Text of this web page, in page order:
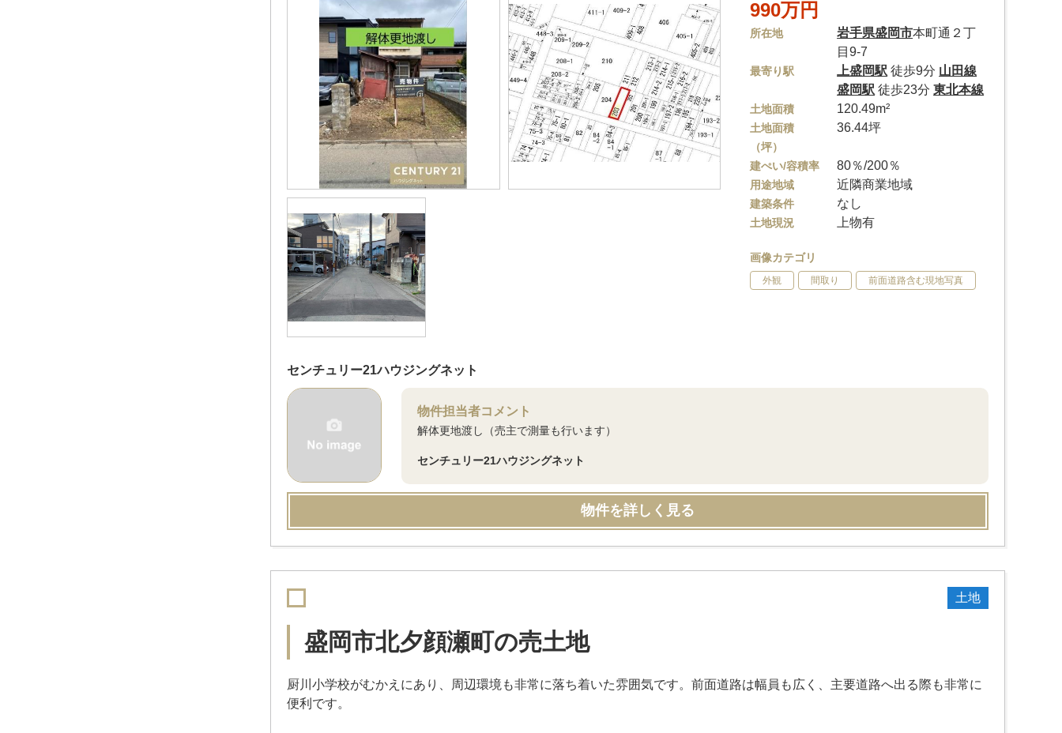
990万円
所在地 岩手県盛岡市本町通２丁
目9-7
最寄り駅 上盛岡駅 徒歩9分 山田線
盛岡駅 徒歩23分東北本線
土地面積 120.49m²
土地面積
（坪）
36.44坪
建ぺい/容積率 80％/200％
用途地域 近隣商業地域
建築条件 なし
土地現況 上物有
画像カテゴリ
外観 間取り 前面道路含む現地写真
センチュリー21ハウジングネット
物件担当者コメント
解体更地渡し（売主で測量も行います）
センチュリー21ハウジングネット
物件を詳しく見る
土地
盛岡市北夕顔瀬町の売土地
厨川小学校がむかえにあり、周辺環境も非常に落ち着いた雰囲気です。前面道路は幅員も広く、主要道路へ出る際も非常に
便利です。